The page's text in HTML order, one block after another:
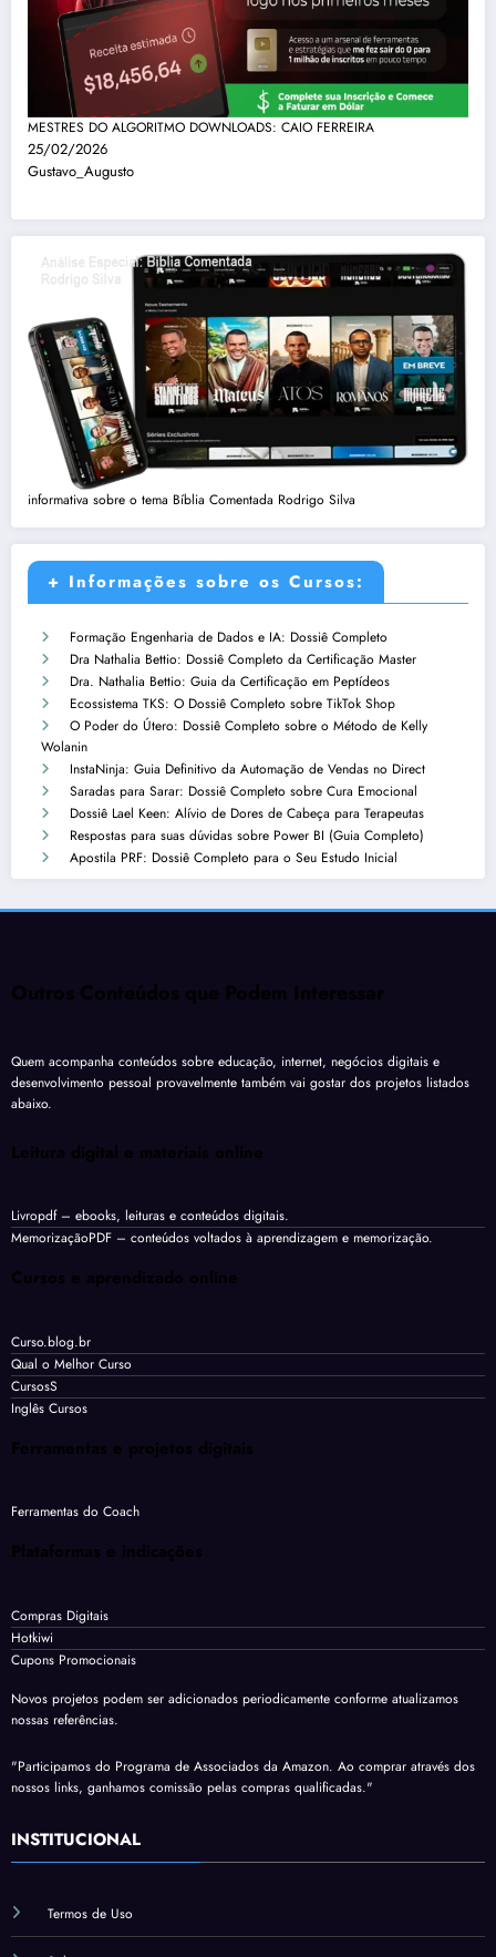
MESTRES DO ALGORITMO DOWNLOADS: CAIO FERREIRA
25/02/2026
Gustavo_Augusto
informativa sobre o tema Bíblia Comentada Rodrigo Silva
+ Informações sobre os Cursos:
Formação Engenharia de Dados e IA: Dossiê Completo
Dra Nathalia Bettio: Dossiê Completo da Certificação Master
Dra. Nathalia Bettio: Guia da Certificação em Peptídeos
Ecossistema TKS: O Dossiê Completo sobre TikTok Shop
O Poder do Útero: Dossiê Completo sobre o Método de Kelly
Wolanin
InstaNinja: Guia Definitivo da Automação de Vendas no Direct
Saradas para Sarar: Dossiê Completo sobre Cura Emocional
Dossiê Lael Keen: Alívio de Dores de Cabeça para Terapeutas
Respostas para suas dúvidas sobre Power BI (Guia Completo)
Apostila PRF: Dossiê Completo para o Seu Estudo Inicial
Outros Conteúdos que Podem Interessar
Quem acompanha conteúdos sobre educação, internet, negócios digitais e
desenvolvimento pessoal provavelmente também vai gostar dos projetos listados
abaixo.
Leitura digital e materiais online
Livropdf– ebooks, leituras e conteúdos digitais.
MemorizaçãoPDF – conteúdos voltados à aprendizagem e memorização.
Cursos e aprendizado online
Curso.blog.br
Qual o Melhor Curso
CursosS
Inglês Cursos
Ferramentas e projetos digitais
Ferramentas do Coach
Plataformas e indicações
Compras Digitais
Hotkiwi
Cupons Promocionais
Novos projetos podem ser adicionados periodicamente conforme atualizamos
nossas referências.
"Participamos do Programa de Associados da Amazon. Ao comprar através dos
nossos links, ganhamos comissão pelas compras qualificadas."
INSTITUCIONAL
Termos de Uso